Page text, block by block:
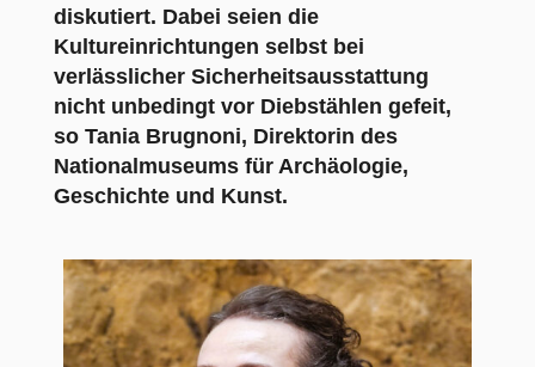
diskutiert. Dabei seien die
Kultureinrichtungen selbst bei
verlässlicher Sicherheitsausstattung
nicht unbedingt vor Diebstählen gefeit,
so Tania Brugnoni, Direktorin des
Nationalmuseums für Archäologie,
Geschichte und Kunst.